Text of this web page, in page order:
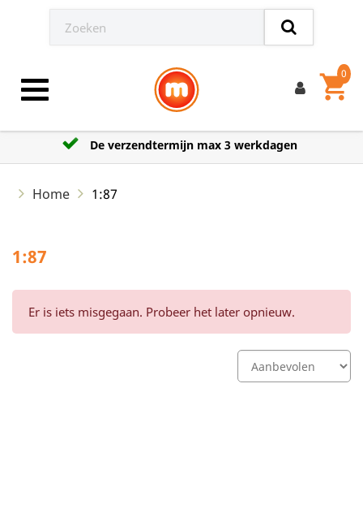
Toggle navigation shopping_cart
0
De verzendtermijn max 3 werkdagen
Home 1:87
1:87
Er is iets misgegaan. Probeer het later opnieuw.